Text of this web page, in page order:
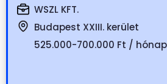
WSZL KFT.
Budapest XXIII. kerület
525.000-700.000 Ft / hónap